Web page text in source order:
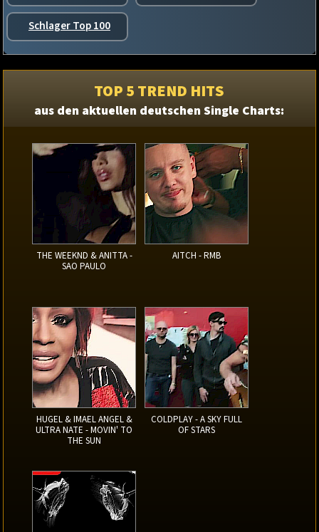
Schlager Top 100
TOP 5 TREND HITS
aus den aktuellen deutschen Single Charts:
THE WEEKND & ANITTA -
SAO PAULO
AITCH - RMB
HUGEL & IMAEL ANGEL &
ULTRA NATE - MOVIN' TO
THE SUN
COLDPLAY - A SKY FULL
OF STARS